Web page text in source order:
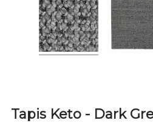
Tapis Keto - Dark